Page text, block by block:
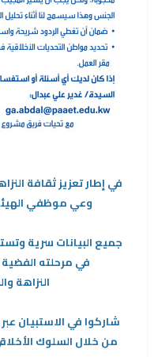
في إطار تعزيز ثقافة
وعي موظفي
جميع البيانات سرية
في مرحلته
النزاهة
شاركوا في الاستبيان
من خلال السلوك